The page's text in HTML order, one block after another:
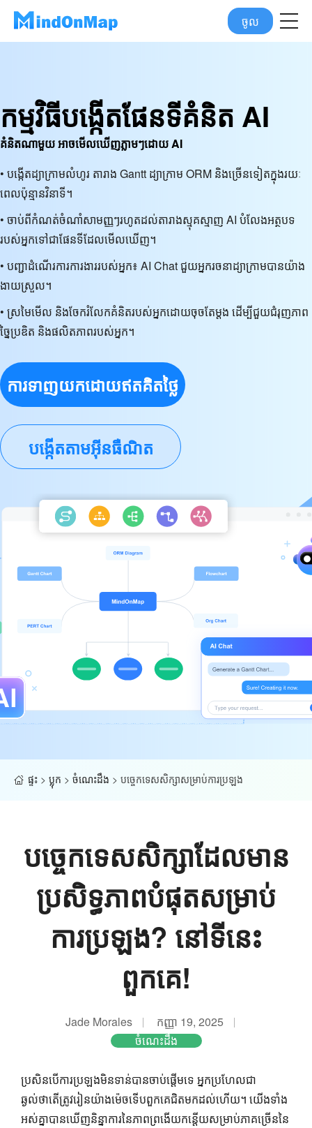
ចូល
កម្មវិធីបង្កើតផែនទីគំនិត AI
គំនិតណាមួយ អាចមើលឃើញភ្លាមៗដោយ AI
• បង្កើត​ដ្យាក្រាម​លំហូរ តារាង Gantt ដ្យាក្រាម ORM និង​ច្រើន​ទៀត​ក្នុង​រយៈ
ពេល​ប៉ុន្មាន​វិនាទី។
• ចាប់ពីកំណត់ចំណាំសាមញ្ញៗរហូតដល់តារាងស្មុគស្មាញ AI បំលែងអត្ថបទ
របស់អ្នកទៅជាផែនទីដែលមើលឃើញ។
• បញ្ជាដំណើរការការងាររបស់អ្នក៖ AI Chat ជួយអ្នករចនាដ្យាក្រាមបានយ៉ាង
ងាយស្រួល។
• ស្រមៃមើល និងចែករំលែកគំនិតរបស់អ្នកដោយចុចតែម្តង ដើម្បីជួយជំរុញភាព
ច្នៃប្រឌិត និងផលិតភាពរបស់អ្នក។
ការ​ទាញ​យក​ដោយ​ឥត​គិត​ថ្លៃ
បង្កើតតាមអ៊ីនធឺណិត
ផ្ទះ > ប្លុក > ចំណេះដឹង > បច្ចេកទេសសិក្សាសម្រាប់ការប្រឡង
បច្ចេកទេសសិក្សាដែលមាន
ប្រសិទ្ធភាពបំផុតសម្រាប់
ការប្រឡង? នៅទីនេះ
ពួកគេ!
Jade Morales
កញ្ញា 19, 2025
ចំណេះដឹង
ប្រសិនបើការប្រឡងមិនទាន់បានចាប់ផ្តើមទេ អ្នកប្រហែលជា
ឆ្ងល់ថាតើត្រូវរៀនយ៉ាងម៉េចទើបពួកគេជិតមកដល់ហើយ។ យើងទាំង
អស់គ្នាបានឃើញនិន្នាការនៃភាពព្រងើយកន្តើយសម្រាប់ភាគច្រើននៃ